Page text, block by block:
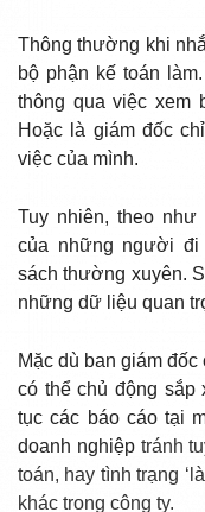
Thông thường khi
bộ phận kế toán
thông qua việc xem
Hoặc là giám đốc
việc của mình.
Tuy nhiên, theo như
của những người đi
sách thường xuyên.
những dữ liệu quan
Mặc dù ban giám
có thể chủ động sắp
tục các báo cáo tại
doanh nghiệp tránh
toán, hay tình trạng
khác trong công ty.